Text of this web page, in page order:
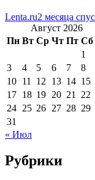
Lenta.ru2 месяца
Август 2026
Пн Вт Ср Чт Пт Сб
1
3
4 5 6 7 8
10 11 12 13 14 15
17 18 19 20 21 22
24 25 26 27 28 29
31
« Июл
Рубрики